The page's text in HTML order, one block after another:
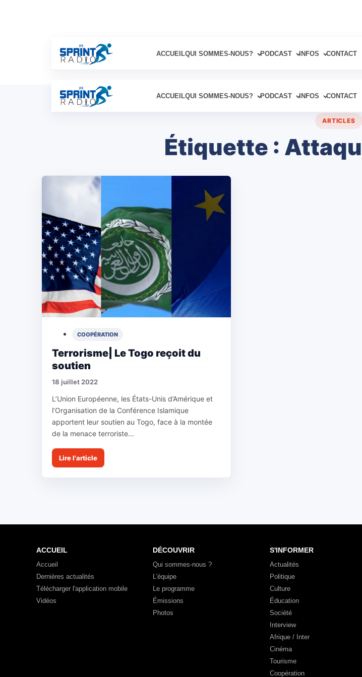
ACCUEILQUI SOMMES-NOUS? PODCAST INFOS CONTACT
ACCUEILQUI SOMMES-NOUS? PODCAST INFOS CONTACT
ARTICLES
Étiquette :
COOPÉRATION
Terrorisme| Le Togo reçoit du
soutien
18 juillet 2022
L’Union Européenne, les États-Unis d’Amérique et
l’Organisation de la Conférence Islamique
apportent leur soutien au Togo, face à la montée
de la menace terroriste...
Lire l'article
ACCUEIL
Accueil
Dernières actualités
Télécharger l'application mobile
Vidéos
DÉCOUVRIR
Qui sommes-nous ?
L'équipe
Le programme
Émissions
Photos
S'INFORMER
Actualités
Politique
Culture
Éducation
Société
Interview
Afrique / Inter
Cinéma
Tourisme
Coopération